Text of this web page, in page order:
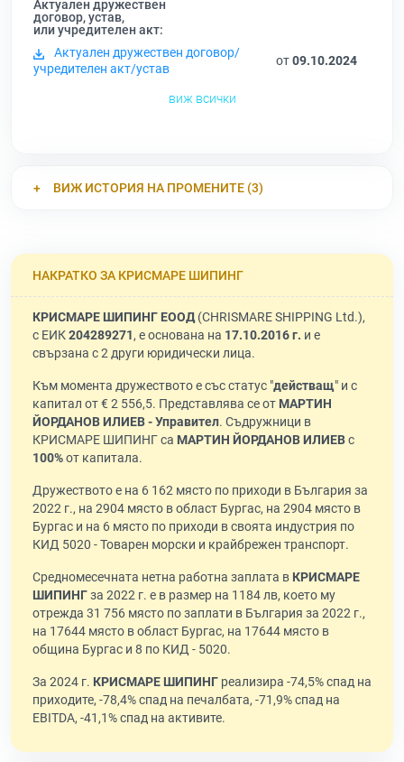
Актуален дружествен
договор, устав,
или учредителен акт:
Актуален дружествен договор/
учредителен акт/устав
от09.10.2024
виж всички
ВИЖ ИСТОРИЯ НА ПРОМЕНИТЕ (3)
НАКРАТКО ЗА КРИСМАРЕ ШИПИНГ
КРИСМАРЕ ШИПИНГ ЕООД(CHRISMARE SHIPPING Ltd.),
с ЕИК204289271, е основана на 17.10.2016 г. и е
свързана с 2 други юридически лица.
Към момента дружеството е със статус "действащ" и с
капитал от € 2 556,5. Представлява се от МАРТИН
ЙОРДАНОВ ИЛИЕВ - Управител. Съдружници в
КРИСМАРЕ ШИПИНГ са МАРТИН ЙОРДАНОВ ИЛИЕВс
100%от капитала.
Дружеството е на 6 162 място по приходи в България за
2022 г., на 2904 място в област Бургас, на 2904 място в
Бургас и на 6 място по приходи в своята индустрия по
КИД 5020 - Товарен морски и крайбрежен транспорт.
Средномесечната нетна работна заплата в КРИСМАРЕ
ШИПИНГза 2022 г. е в размер на 1184 лв, което му
отрежда 31 756 място по заплати в България за 2022 г.,
на 17644 място в област Бургас, на 17644 място в
община Бургас и 8 по КИД - 5020.
За 2024 г. КРИСМАРЕ ШИПИНГ реализира -74,5% спад на
приходите, -78,4% спад на печалбата, -71,9% спад на
EBITDA, -41,1% спад на активите.